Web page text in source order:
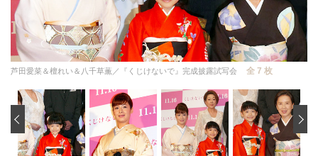
芦田愛菜＆檀れい＆八千草薫／『くじけないで』完成披露試写会 全 7 枚
‹